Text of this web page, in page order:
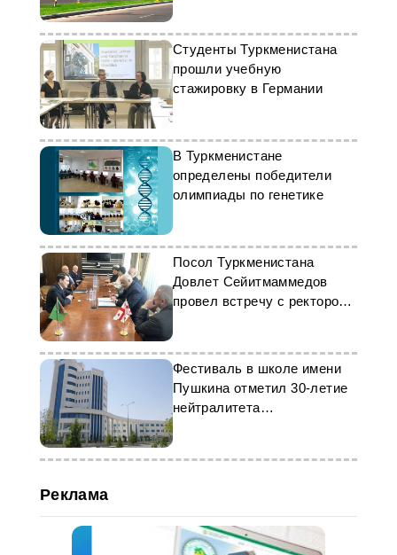
Студенты Туркменистана
прошли учебную
стажировку в Германии
В Туркменистане
определены победители
олимпиады по генетике
Посол Туркменистана
Довлет Сейитмаммедов
провел встречу с ректором
ВУЗа
Фестиваль в школе имени
Пушкина отметил 30-летие
нейтралитета
Туркменистана
Реклама